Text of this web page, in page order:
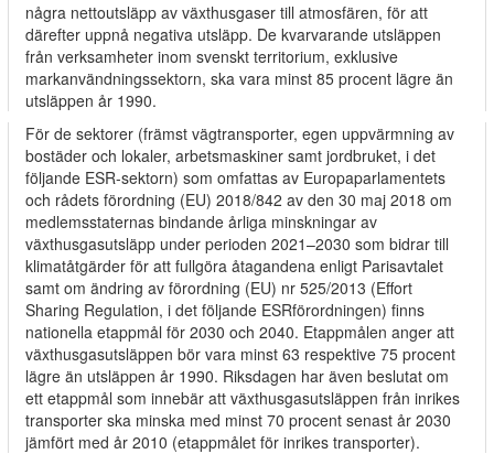
några nettoutsläpp av växthusgaser till atmosfären, för att
därefter uppnå negativa utsläpp. De kvarvarande utsläppen
från verksamheter inom svenskt territorium, exklusive
markanvändningssektorn, ska vara minst 85 procent lägre än
utsläppen år 1990.
För de sektorer (främst vägtransporter, egen uppvärmning av
bostäder och lokaler, arbetsmaskiner samt jordbruket, i det
följande ESR-sektorn) som omfattas av Europaparlamentets
och rådets förordning (EU) 2018/842 av den 30 maj 2018 om
medlemsstaternas bindande årliga minskningar av
växthusgasutsläpp under perioden 2021–2030 som bidrar till
klimatåtgärder för att fullgöra åtagandena enligt Parisavtalet
samt om ändring av förordning (EU) nr 525/2013 (Effort
Sharing Regulation, i det följande ESRförordningen) finns
nationella etappmål för 2030 och 2040. Etappmålen anger att
växthusgasutsläppen bör vara minst 63 respektive 75 procent
lägre än utsläppen år 1990. Riksdagen har även beslutat om
ett etappmål som innebär att växthusgasutsläppen från inrikes
transporter ska minska med minst 70 procent senast år 2030
jämfört med år 2010 (etappmålet för inrikes transporter).